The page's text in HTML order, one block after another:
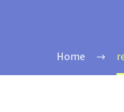
Home